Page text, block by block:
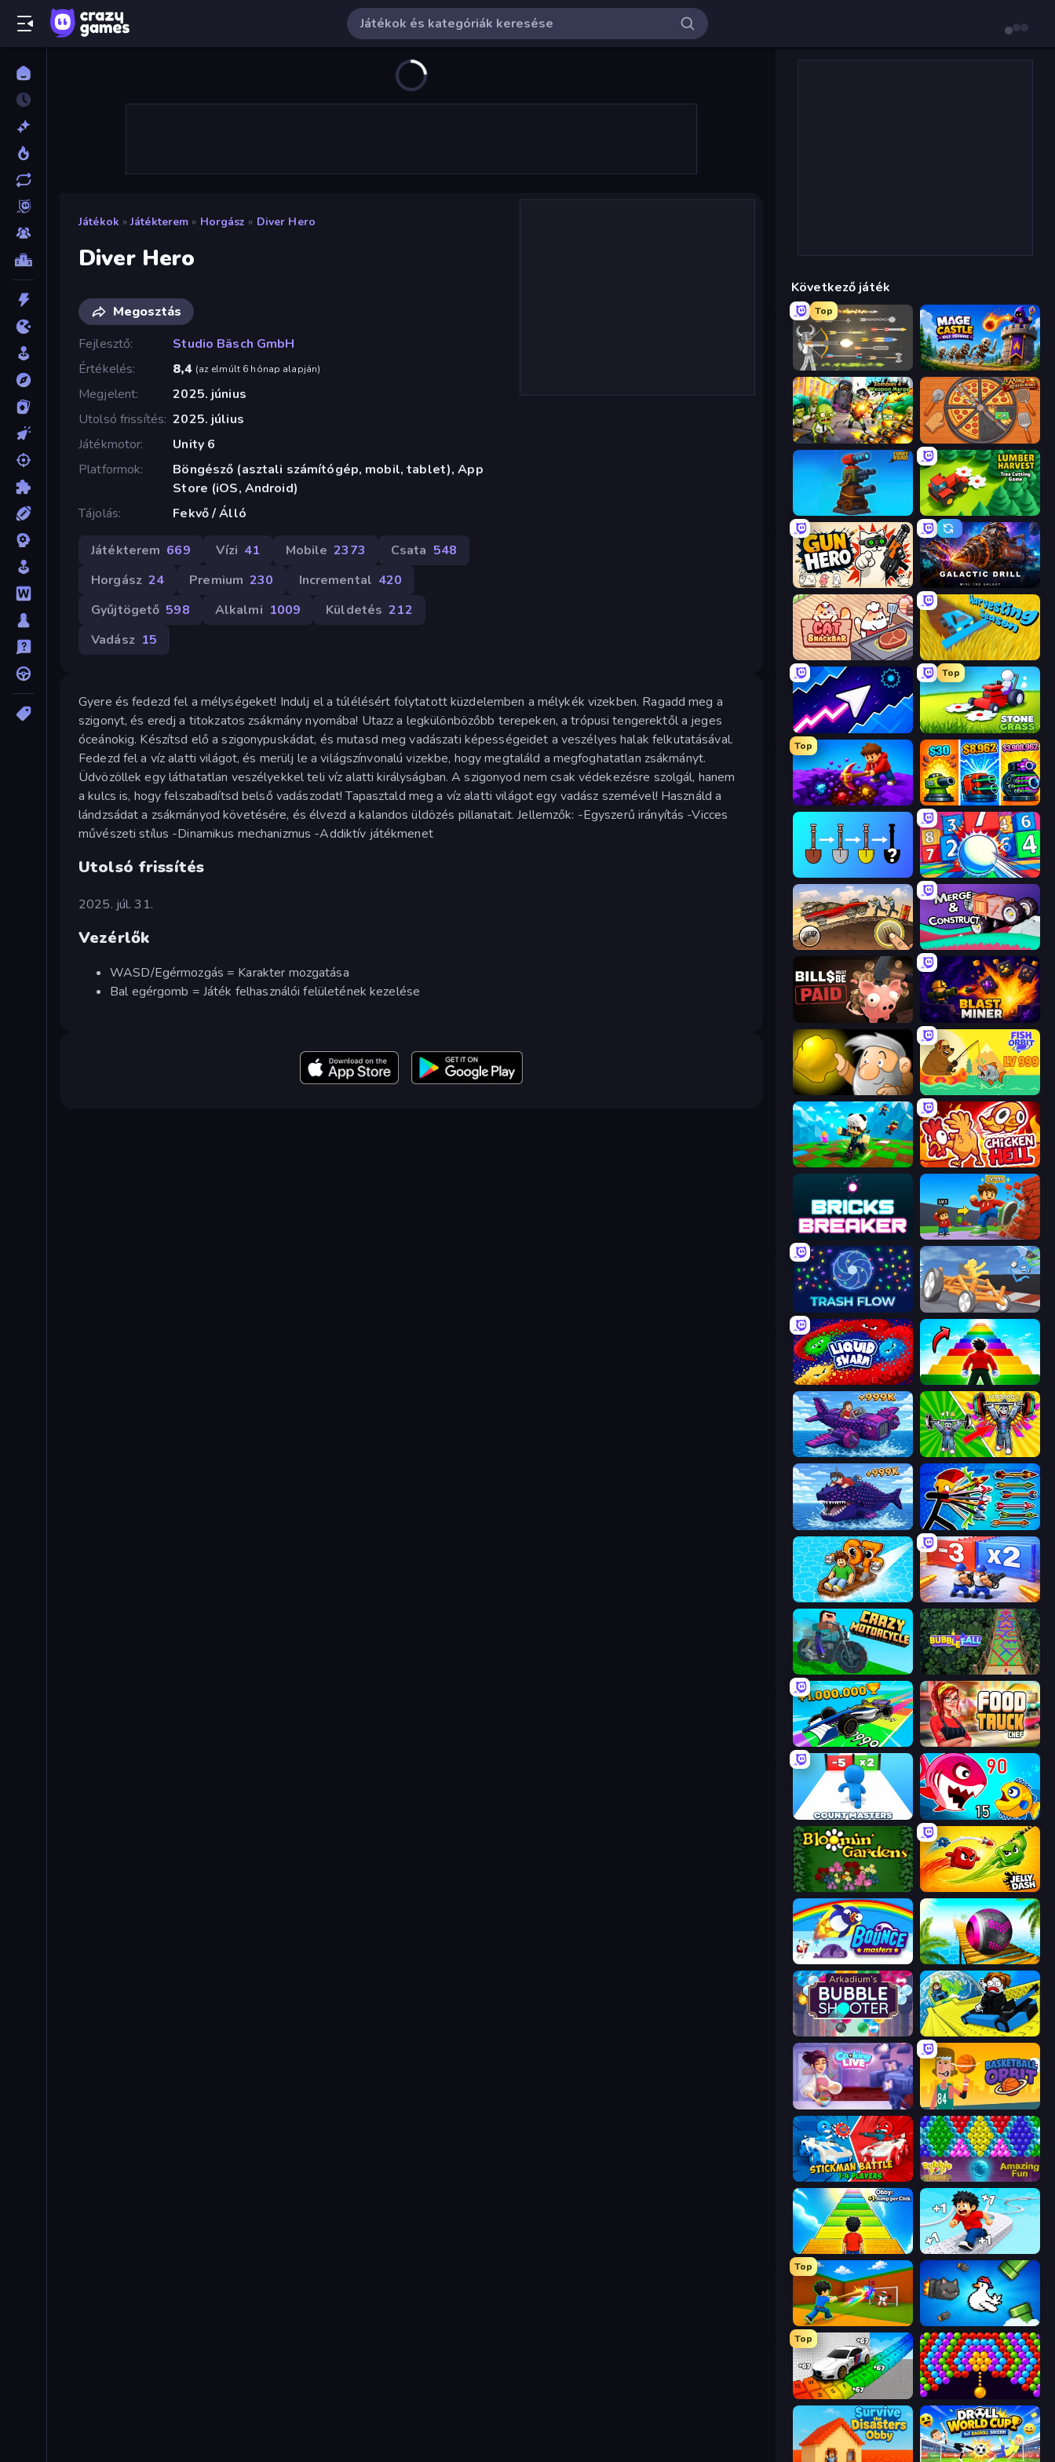
Játékok » Játékterem » Horgász » Diver Hero
Diver Hero
Megosztás
Fejlesztő
Studio Bäsch GmbH
Értékelés
8,4 (az elmúlt 6 hónap alapján)
Megjelent
2025. június
Utolsó frissítés 2025. július
Játékmotor
Unity 6
Platformok
Böngésző (asztali számítógép, mobil, tablet), App
Store (iOS, Android)
Tájolás
Fekvő / Álló
Játékterem 669 Vízi 41 Mobile 2373 Csata 548
Horgász 24 Premium 230 Incremental 420
Gyűjtögető 598 Alkalmi 1009 Küldetés 212
Vadász 15
Gyere és fedezd fel a mélységeket! Indulj el a túlélésért folytatott küzdelemben a mélykék vizekben. Ragadd meg a
szigonyt, és eredj a titokzatos zsákmány nyomába! Utazz a legkülönbözőbb terepeken, a trópusi tengerektől a jeges
óceánokig. Készítsd elő a szigonypuskádat, és mutasd meg vadászati képességeidet a veszélyes halak felkutatásával.
Fedezd fel a víz alatti világot, és merülj le a világszínvonalú vizekbe, hogy megtaláld a megfoghatatlan zsákmányt.
Üdvözöllek egy láthatatlan veszélyekkel teli víz alatti királyságban. A szigonyod nem csak védekezésre szolgál, hanem
a kulcs is, hogy felszabadítsd belső vadászodat! Tapasztald meg a víz alatti világot egy vadász szemével! Használd a
lándzsádat a zsákmányod követésére, és élvezd a kalandos üldözés pillanatait. Jellemzők: -Egyszerű irányítás -Vicces
művészeti stílus -Dinamikus mechanizmus -Addiktív játékmenet
Utolsó frissítés
2025. júl. 31.
Vezérlők
WASD/Egérmozgás = Karakter mozgatása
Bal egérgomb = Játék felhasználói felületének kezelése
Következő játék
Top
Ragdoll Archers Mage Castle Idle Defense
Zombies 4 Weapon Merge Ring Restaurant
Furry Road Lumber Harvest: Tree Cutting Game
Gun Hero: Cat Survival Galactic Drill
Cat Snack Bar Harvesting Season
Space Waves
Top
Stone Grass: Mowing Simulator
Top
Obby: Dig Down Pumpkin Defense: Merge Cannon
Entropy
Earn to Die: Zombie Ride Merge & Construct
Bills Must Be Paid Blast Miner
Gold Miner Fish Orbit
Robby: Many Games Chicken Hell
Bricks Breaker Obby: +1 Click Wall Breaker
Trash Flow Draw Crash Race
Liquid Swarm Obby Highest Jump Ever
Obby Plane Power Challenge: Fly Obby: Gym Simulator, Escape
Obby Fish Challenge: Ride Archer Ragdoll Masters
Float for Brainrots Battle Brigade
Crazy Motorcycle Bubble Fall
Obby Car Challenge: Drive Food Truck Chef™: A Fun Cooking Game
Fish Eat Getting Big
Blooming Gardens Jelly Dash
Bouncemasters Rolling Balls Sea Race
Cart Ride Danger Mount
Cooking Live Basketball Orbit
Stickman battle 1-4 Players Bubble Pop Legend
Obby: +1 Jump per Click Speed per Click: Obby
Top
Baseball For Brainrot Honk
Top
Bubble Story